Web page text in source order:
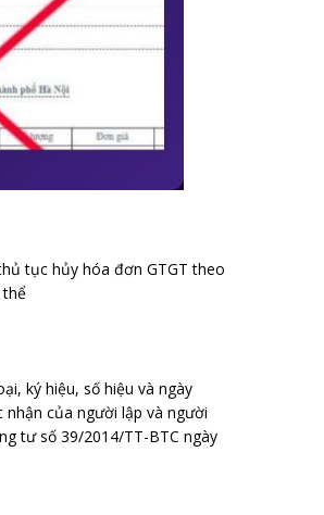
tục hủy hóa đơn GTGT theo
thể
ký hiệu, số hiệu và ngày
của người lập và người
tư số 39/2014/TT-BTC ngày